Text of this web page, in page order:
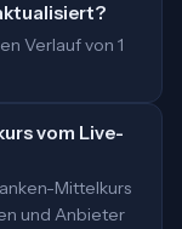
Verlauf von 1
vom Live-
Mittelkurs
und Anbieter